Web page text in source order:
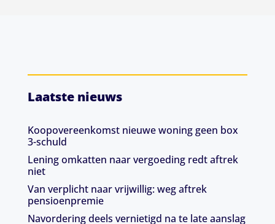
Laatste nieuws
Koopovereenkomst nieuwe woning geen box
3-schuld
Lening omkatten naar vergoeding redt aftrek
niet
Van verplicht naar vrijwillig: weg aftrek
pensioenpremie
Navordering deels vernietigd na te late aanslag